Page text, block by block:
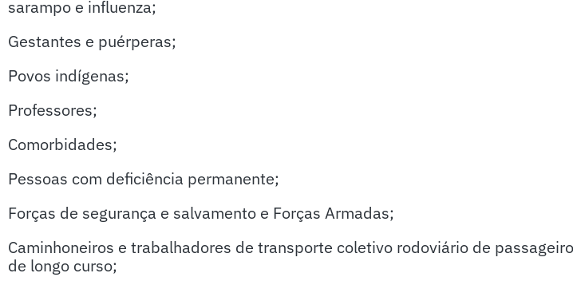
sarampo e influenza;
Gestantes e puérperas;
Povos indígenas;
Professores;
Comorbidades;
Pessoas com deficiência permanente;
Forças de segurança e salvamento e Forças Armadas;
Caminhoneiros e trabalhadores de transporte coletivo rodoviário de
de longo curso;